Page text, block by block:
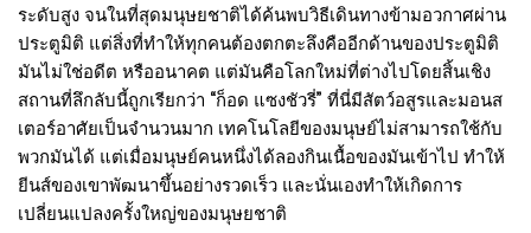
ระดับสูง จนในที่สุดมนุษยชาติได้ค้นพบวิธีเดินทางข้ามอวกาศผ่าน
ประตูมิติ แต่สิ่งที่ทำให้ทุกคนต้องตกตะลึงคืออีกด้านของประตูมิติ
มันไม่ใช่อดีต หรืออนาคต แต่มันคือโลกใหม่ที่ต่างไปโดยสิ้นเชิง
สถานที่ลึกลับนี้ถูกเรียกว่า “ก็อด แซงชัวรี่” ที่นี่มีสัตว์อสูรและมอนส
เตอร์อาศัยเป็นจำนวนมาก เทคโนโลยีของมนุษย์ไม่สามารถใช้กับ
พวกมันได้ แต่เมื่อมนุษย์คนหนึ่งได้ลองกินเนื้อของมันเข้าไป ทำให้
ยีนส์ของเขาพัฒนาขึ้นอย่างรวดเร็ว และนั่นเองทำให้เกิดการ
เปลี่ยนแปลงครั้งใหญ่ของมนุษยชาติ